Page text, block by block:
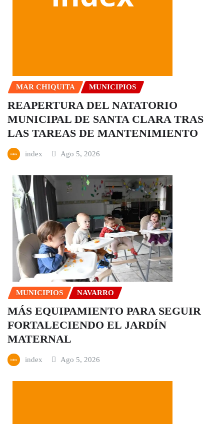
MAR CHIQUITA MUNICIPIOS
REAPERTURA DEL NATATORIO
MUNICIPAL DE SANTA CLARA TRAS
LAS TAREAS DE MANTENIMIENTO
index Ago 5, 2026
MUNICIPIOS NAVARRO
MÁS EQUIPAMIENTO PARA SEGUIR
FORTALECIENDO EL JARDÍN
MATERNAL
index Ago 5, 2026